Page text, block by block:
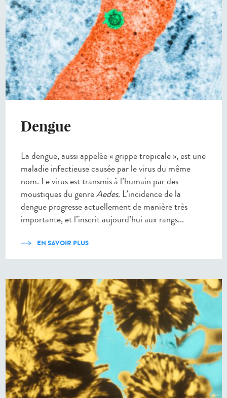
Dengue
La dengue, aussi appelée « grippe tropicale », est une
maladie infectieuse causée par le virus du même
nom. Le virus est transmis à l’humain par des
moustiques du genreAedes. L’incidence de la
dengue progresse actuellement de manière très
importante, et l’inscrit aujourd’hui aux rangs...
EN SAVOIR PLUS